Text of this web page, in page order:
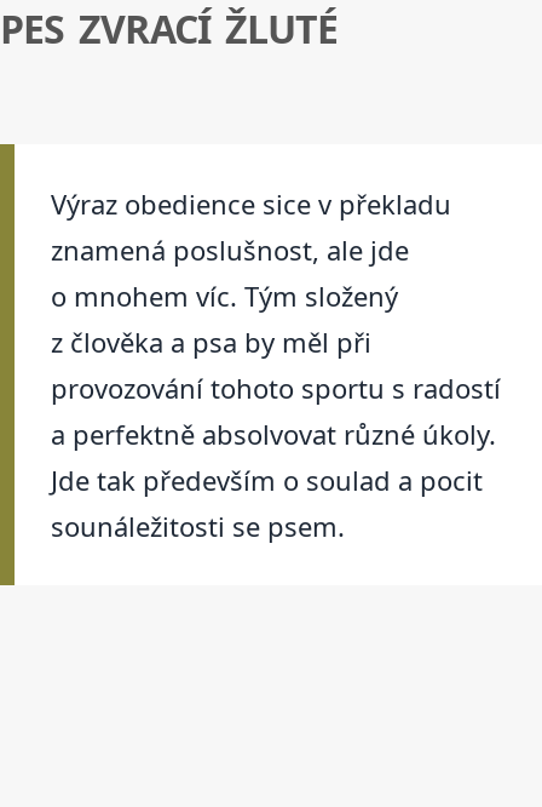
PES ZVRACÍ ŽLUTÉ
Výraz obedience sice v překladu
znamená poslušnost, ale jde
o mnohem víc. Tým složený
z člověka a psa by měl při
provozování tohoto sportu s radostí
a perfektně absolvovat různé úkoly.
Jde tak především o soulad a pocit
sounáležitosti se psem.